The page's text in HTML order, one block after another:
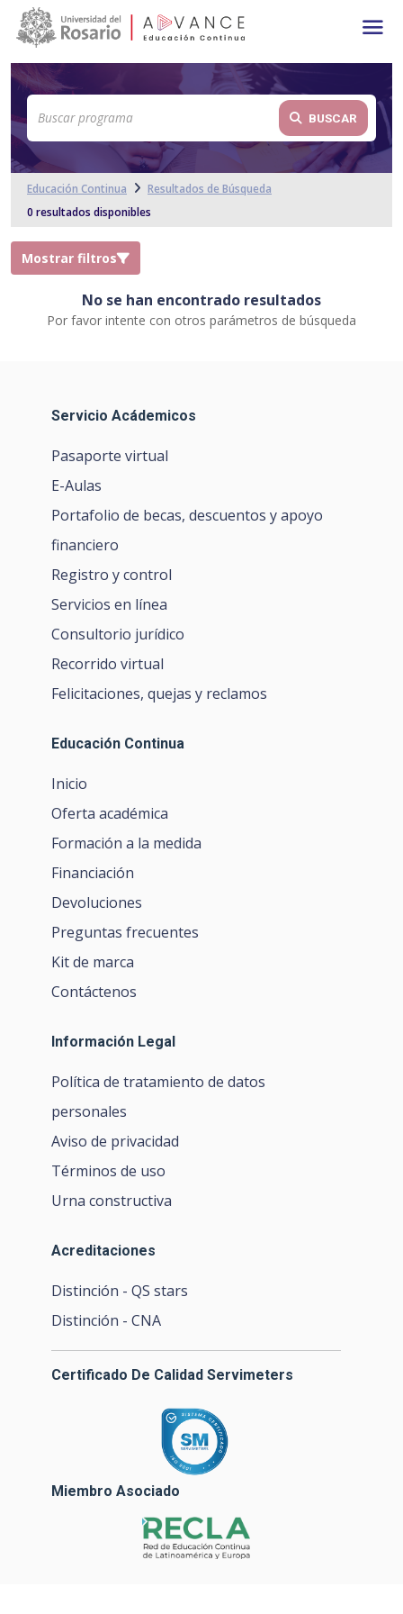
Pasar al contenido principal
Main navigation
BUSCAR
Educación Continua
Resultados de Búsqueda
0 resultados disponibles
Mostrar filtros
No se han encontrado resultados
Por favor intente con otros parámetros de búsqueda
Servicio Acádemicos
Pasaporte virtual
E-Aulas
Portafolio de becas, descuentos y apoyo
financiero
Registro y control
Servicios en línea
Consultorio jurídico
Recorrido virtual
Felicitaciones, quejas y reclamos
Educación Continua
Inicio
Oferta académica
Formación a la medida
Financiación
Devoluciones
Preguntas frecuentes
Kit de marca
Contáctenos
Información Legal
Política de tratamiento de datos
personales
Aviso de privacidad
Términos de uso
Urna constructiva
Acreditaciones
Distinción - QS stars
Distinción - CNA
Certificado De Calidad Servimeters
Miembro Asociado